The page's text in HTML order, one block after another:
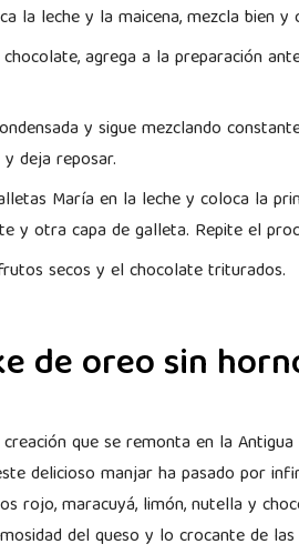
la leche y la maicena, mezcla bien
agrega a la preparación
y sigue mezclando
deja reposar.
María en la leche y coloca la
y otra capa de galleta. Repite el
secos y el chocolate triturados.
de oreo sin
que se remonta en la
delicioso manjar ha pasado por
rojo, maracuyá, limón, nutella y
del queso y lo crocante de